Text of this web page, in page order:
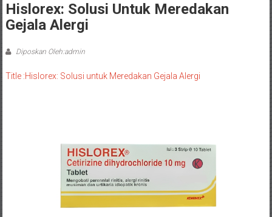
Hislorex: Solusi Untuk Meredakan
Gejala Alergi
Diposkan Oleh:admin
Title :Hislorex: Solusi untuk Meredakan Gejala Alergi